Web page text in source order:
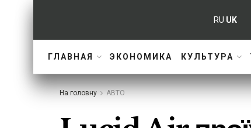
RU UK
ГЛАВНАЯ ЭКОНОМИКА КУЛЬТУРА
На головну АВТО